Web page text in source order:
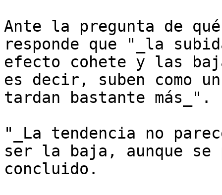
Ante la pregunta de
responde que "_la
efecto cohete y las
es decir, suben como
tardan bastante más_".
"_La tendencia no
ser la baja, aunque
concluido.